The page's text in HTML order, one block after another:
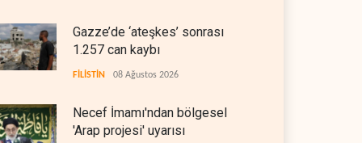
Gazze’de ‘ateşkes’ sonrası
1.257 can kaybı
FİLİSTİN 08 Ağustos 2026
Necef İmamı'ndan bölgesel
'Arap projesi' uyarısı